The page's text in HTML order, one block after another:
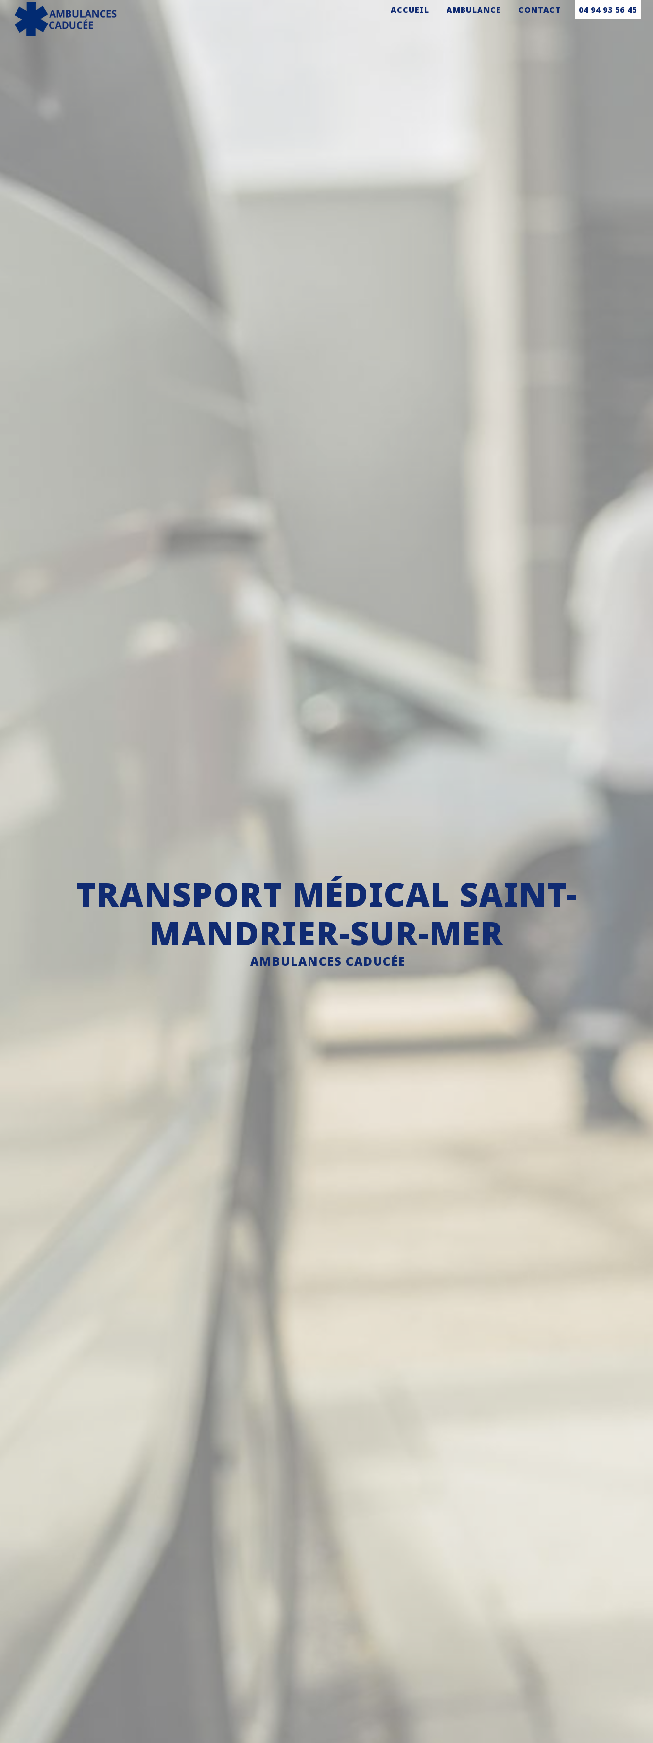
ACCUEIL AMBULANCE CONTACT 04 94 93 56 45
TRANSPORT MÉDICAL SAINT-
MANDRIER-SUR-MER
AMBULANCES CADUCÉE
Panneau de gestion des cookies